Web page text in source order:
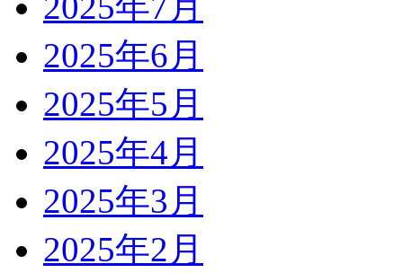
2025年6月
2025年5月
2025年4月
2025年3月
2025年2月